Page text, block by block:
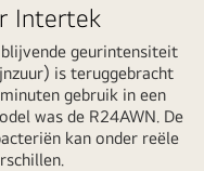
Intertek
geurintensiteit
is teruggebracht
gebruik in een
was de R24AWN. De
kan onder reële